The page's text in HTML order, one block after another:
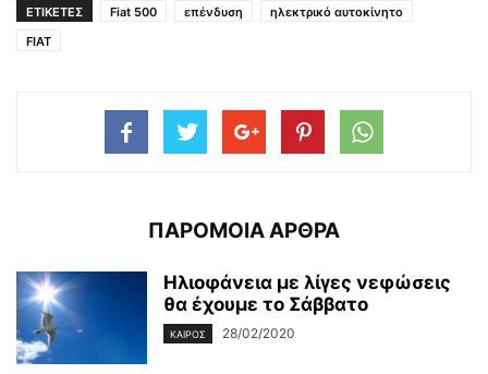
ΕΤΙΚΕΤΕΣ Fiat 500 επένδυση
ηλεκτρικό αυτοκίνητο
FIAT
ΠΑΡΟΜΟΙΑ ΑΡΘΡΑ
Ηλιοφάνεια με λίγες νεφώσεις
θα έχουμε το Σάββατο
ΚΑΙΡΌΣ 28/02/2020